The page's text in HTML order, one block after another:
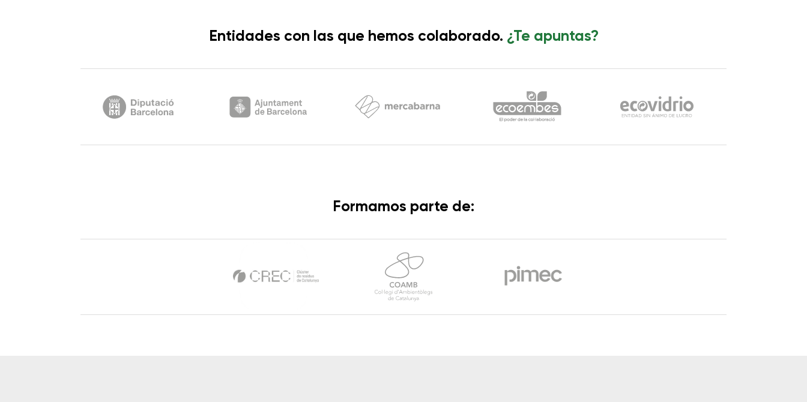
Entidades con las que hemos colaborado. ¿Te apuntas?
Formamos parte de: